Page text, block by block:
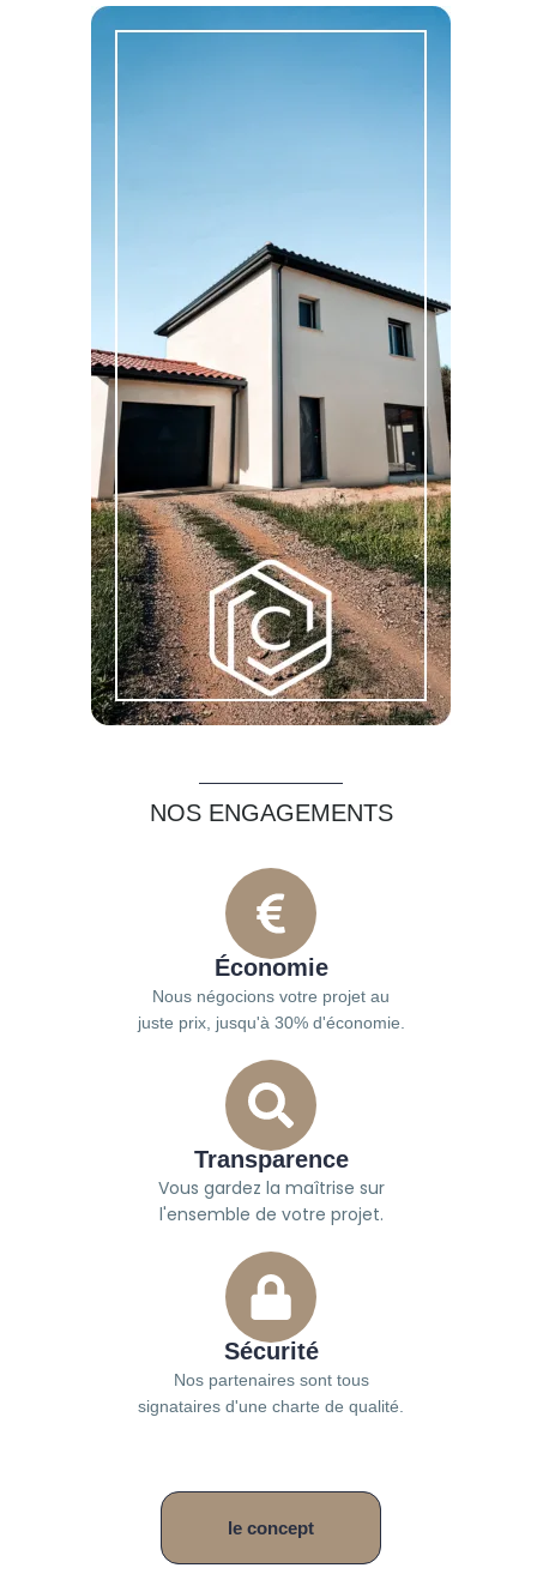
NOS ENGAGEMENTS
Économie
Nous négocions votre projet au
juste prix, jusqu'à 30% d'économie.
Transparence
Vous gardez la maîtrise sur
l'ensemble de votre projet.
Sécurité
Nos partenaires sont tous
signataires d'une charte de qualité.
le concept